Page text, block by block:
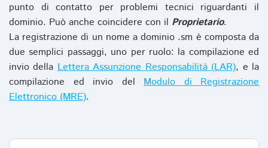
punto di contatto per problemi tecnici riguardanti il
dominio. Può anche coincidere con il Proprietario.
La registrazione di un nome a dominio .sm è composta da
due semplici passaggi, uno per ruolo: la compilazione ed
invio dellaLettera Assunzione Responsabilità (LAR), e la
compilazione ed invio del Modulo di Registrazione
Elettronico (MRE).